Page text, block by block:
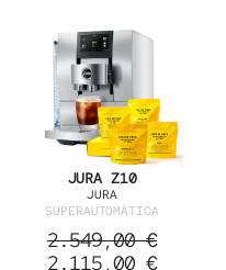
JURA Z10
JURA
SUPERAUTOMÁTICA
2.549,00€
2.115,00 €